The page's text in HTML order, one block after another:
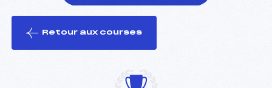
le ski
Retour aux courses